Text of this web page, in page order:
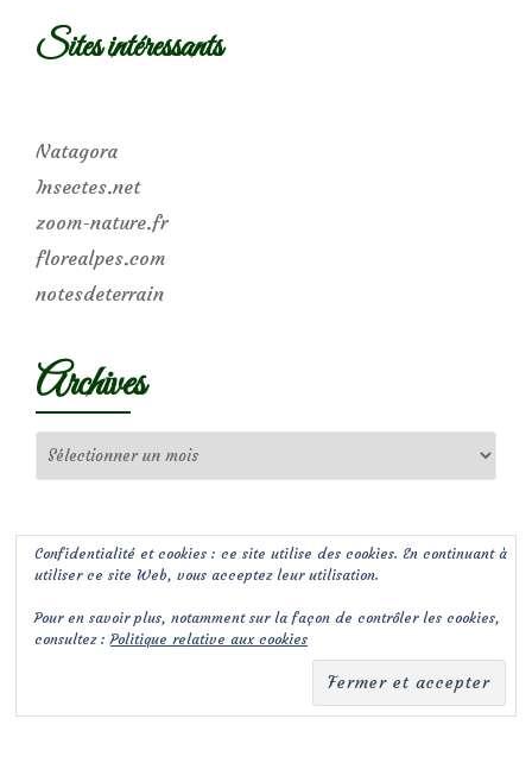
Sites intéressants
Natagora
Insectes.net
zoom-nature.fr
florealpes.com
notesdeterrain
Archives
Confidentialité et cookies : ce site utilise des cookies. En continuant à
utiliser ce site Web, vous acceptez leur utilisation.
Pour en savoir plus, notamment sur la façon de contrôler les cookies,
consultez :Politique relative aux cookies